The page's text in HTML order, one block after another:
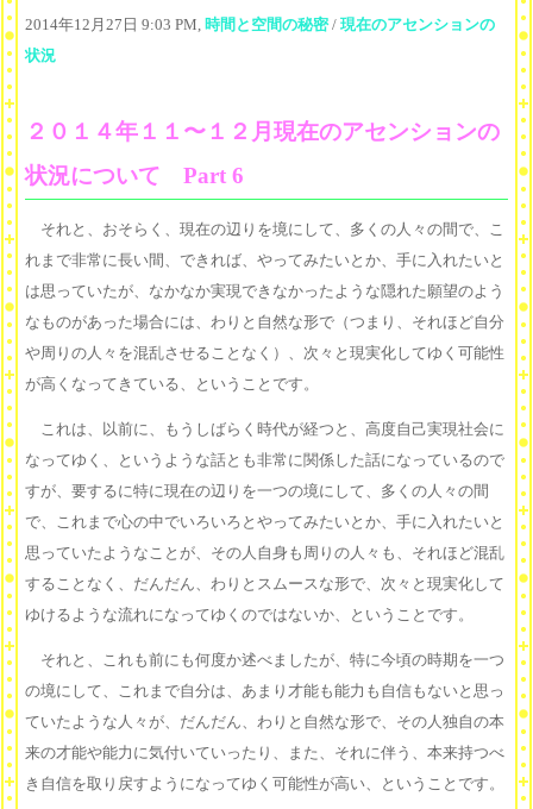
2014年12月27日 9:03 PM, 時間と空間の秘密/ 現在のアセンションの
状況
２０１４年１１〜１２月現在のアセンションの
状況について Part 6
それと、おそらく、現在の辺りを境にして、多くの人々の間で、こ
れまで非常に長い間、できれば、やってみたいとか、手に入れたいと
は思っていたが、なかなか実現できなかったような隠れた願望のよう
なものがあった場合には、わりと自然な形で（つまり、それほど自分
や周りの人々を混乱させることなく）、次々と現実化してゆく可能性
が高くなってきている、ということです。
これは、以前に、もうしばらく時代が経つと、高度自己実現社会に
なってゆく、というような話とも非常に関係した話になっているので
すが、要するに特に現在の辺りを一つの境にして、多くの人々の間
で、これまで心の中でいろいろとやってみたいとか、手に入れたいと
思っていたようなことが、その人自身も周りの人々も、それほど混乱
することなく、だんだん、わりとスムースな形で、次々と現実化して
ゆけるような流れになってゆくのではないか、ということです。
それと、これも前にも何度か述べましたが、特に今頃の時期を一つ
の境にして、これまで自分は、あまり才能も能力も自信もないと思っ
ていたような人々が、だんだん、わりと自然な形で、その人独自の本
来の才能や能力に気付いていったり、また、それに伴う、本来持つべ
き自信を取り戻すようになってゆく可能性が高い、ということです。